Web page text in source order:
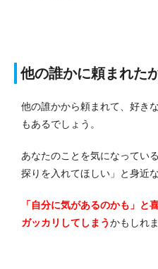
他の誰かに頼まれた
他の誰かから頼まれて、好き
もあるでしょう。
あなたのことを気になってい
探りを入れてほしい」と身近
「自分に気があるのかも」と
ガッカリしてしまうかもしれ